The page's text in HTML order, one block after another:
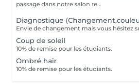
passage dans notre salon re...
Diagnostique
Coup de soleil
10% de remise pour les étudiants.
Ombré hair
10% de remise pour les étudiants.